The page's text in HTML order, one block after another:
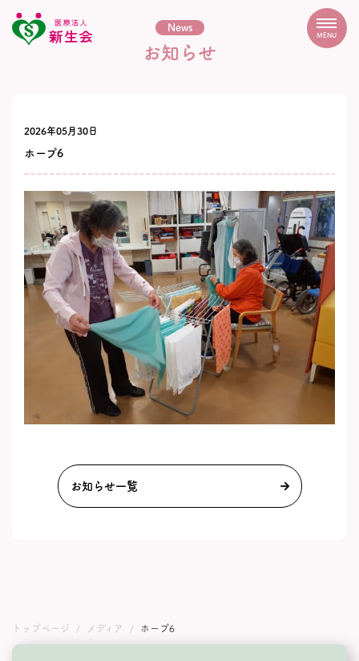
MENU
News
お知らせ
2026年05月30日
ホープ6
お知らせ一覧
トップページ メディア ホープ6